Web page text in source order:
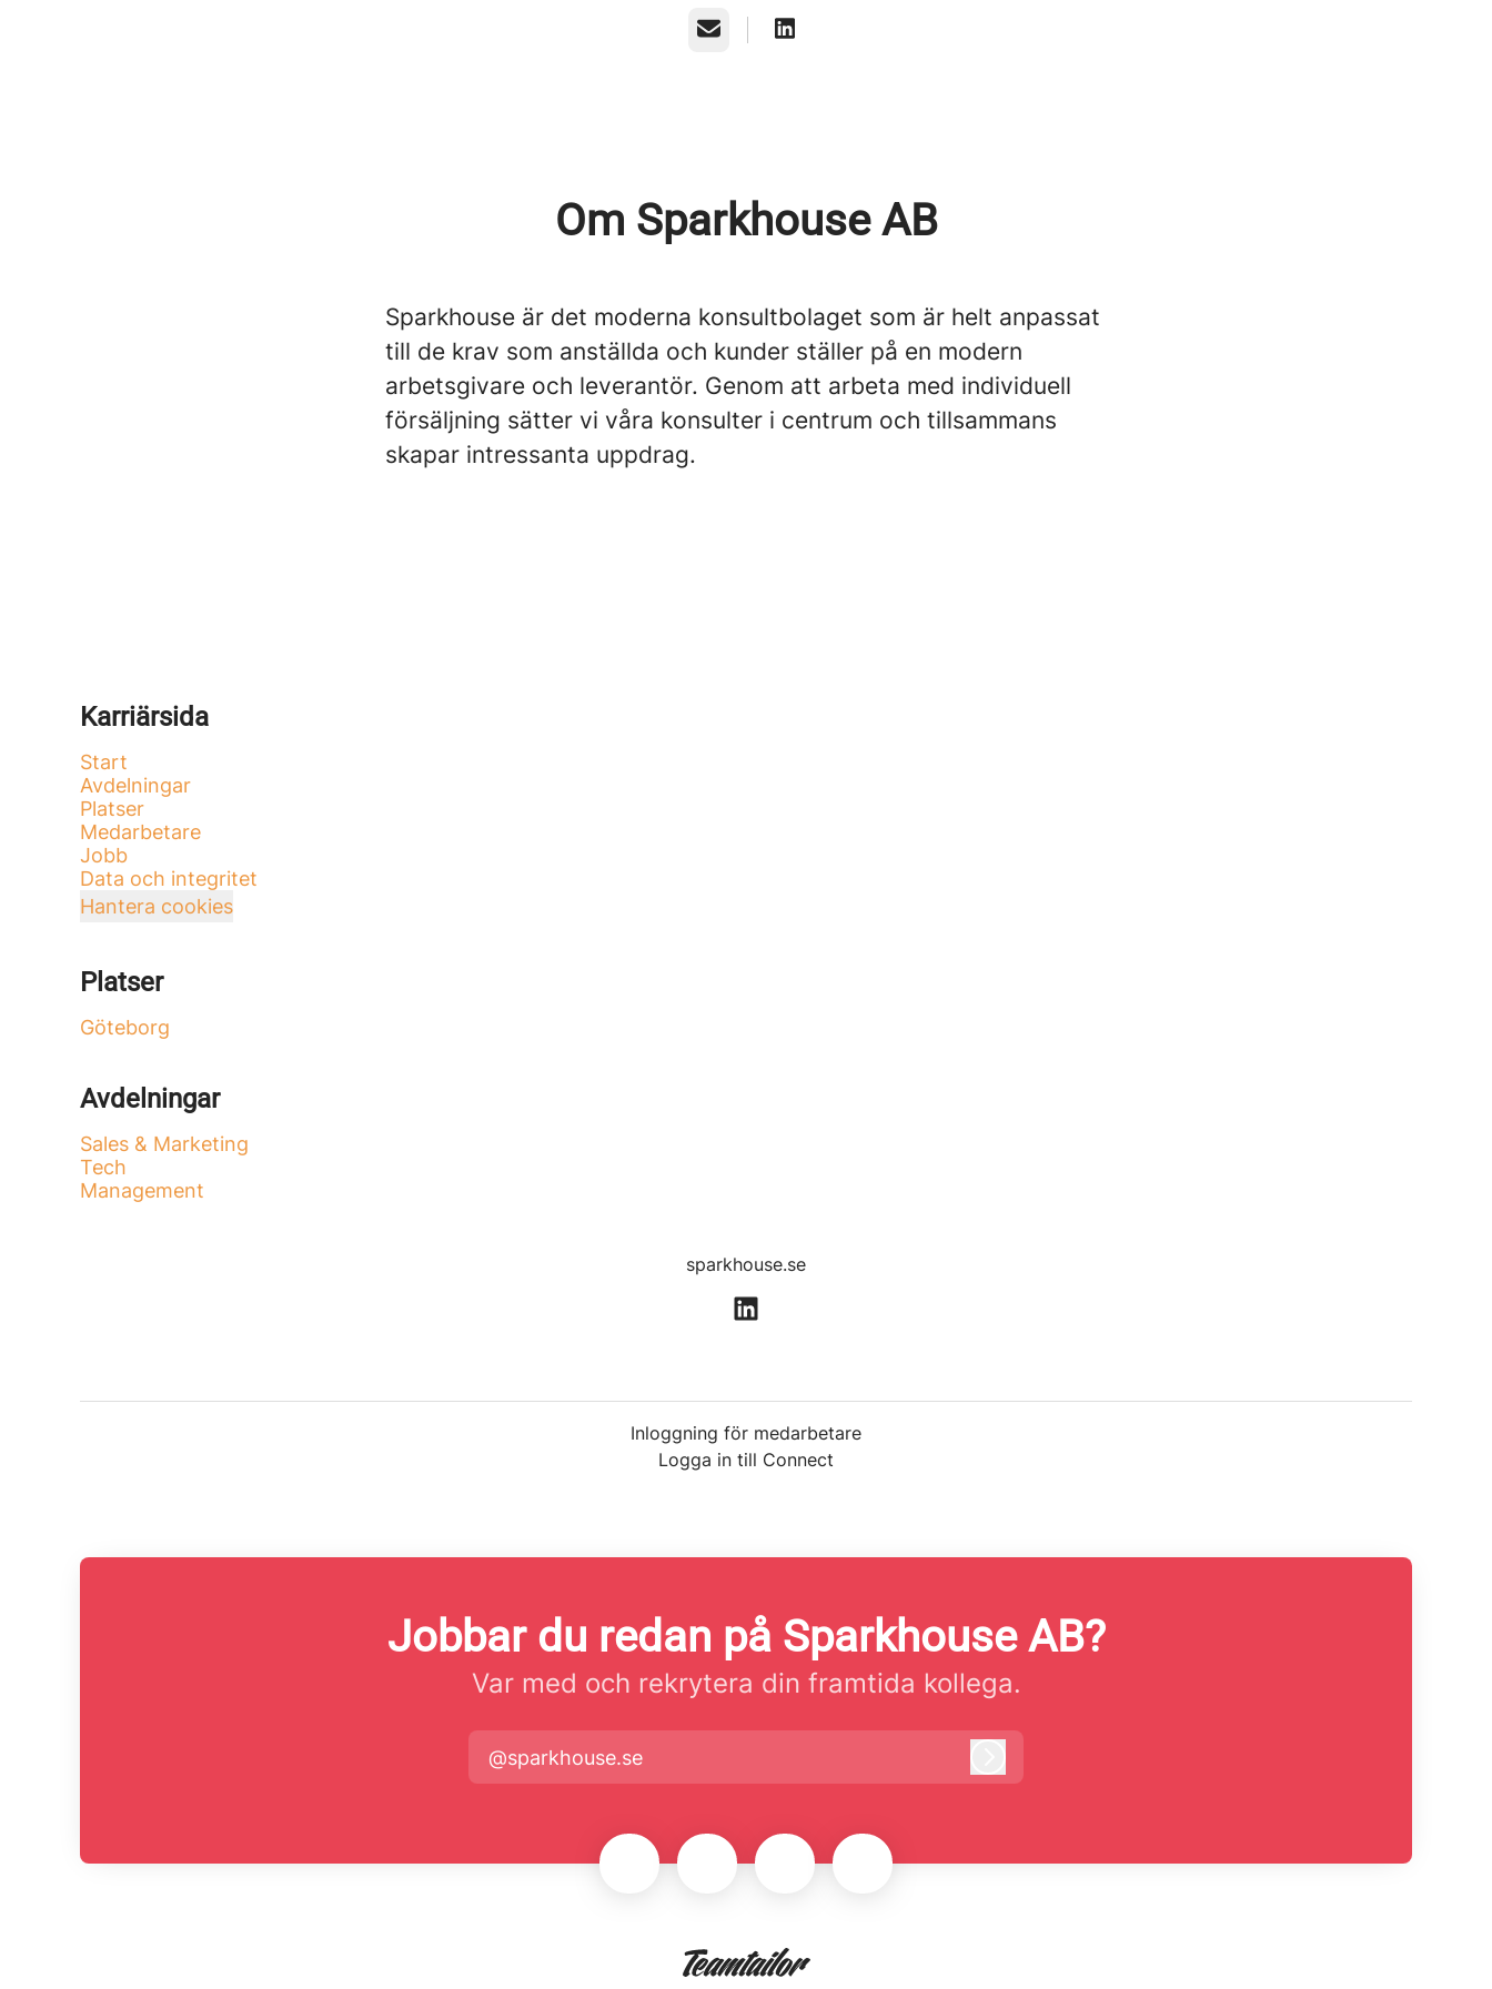
E-post
Om Sparkhouse AB
Sparkhouse är det moderna konsultbolaget som är helt anpassat
till de krav som anställda och kunder ställer på en modern
arbetsgivare och leverantör. Genom att arbeta med individuell
försäljning sätter vi våra konsulter i centrum och tillsammans
skapar intressanta uppdrag.
Karriärsida
Start
Avdelningar
Platser
Medarbetare
Jobb
Data och integritet
Hantera cookies
Platser
Göteborg
Avdelningar
Sales & Marketing
Tech
Management
sparkhouse.se
Inloggning för medarbetare
Logga in till Connect
Jobbar du redan på Sparkhouse AB?
Var med och rekrytera din framtida kollega.
@sparkhouse.se